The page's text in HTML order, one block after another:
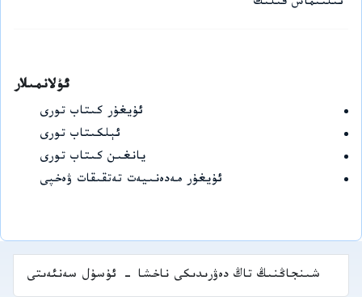
ئۇلانمىلار
ئۇيغۇر كىتاب تورى
ئېلكىتاب تورى
يانغىن كىتاب تورى
ئۇيغۇر مەدەنىيەت تەتقىقات ۋەخپى
شىنجاڭنىڭ تاڭ دەۋرىدىكى ناخشا - ئۇسۇل سەنئەىتى